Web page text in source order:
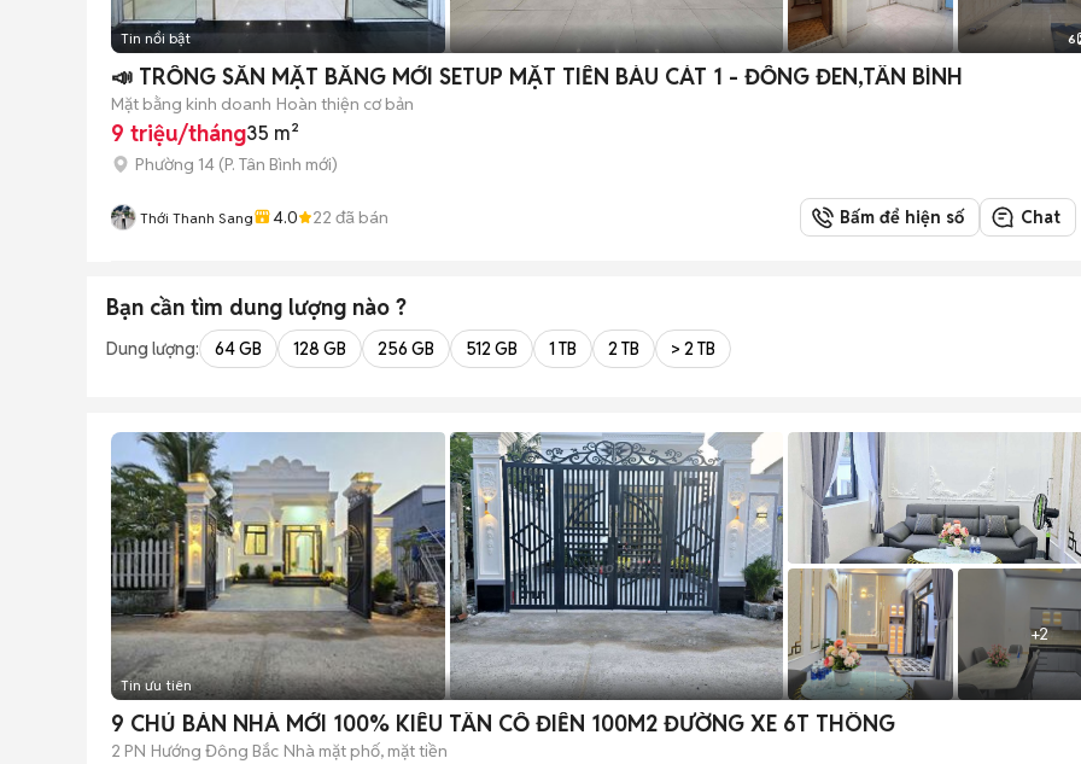
Tin nổi bật 6
📣 TRỐNG SẴN MẶT BẰNG MỚI SETUP MẶT TIỀN BÀU CÁT 1 - ĐỒNG ĐEN,TÂN BÌNH
Mặt bằng kinh doanh Hoàn thiện cơ bản
9 triệu/tháng35 m²
Phường 14 (P. Tân Bình mới)
Thới Thanh Sang 4.0 22 đã bán Bấm để hiện số Chat
Bạn cần tìm dung lượng nào ?
Dung lượng: 64 GB 128 GB 256 GB 512 GB 1 TB 2 TB > 2 TB
+2
Tin ưu tiên
9 CHỦ BÁN NHÀ MỚI 100% KIỂU TÂN CỔ ĐIỂN 100M2 ĐƯỜNG XE 6T THÔNG
2 PN Hướng Đông Bắc Nhà mặt phố, mặt tiền